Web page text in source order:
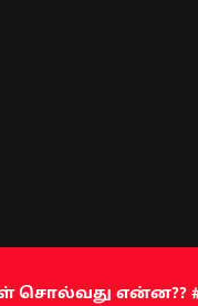
சொல்வது என்ன??